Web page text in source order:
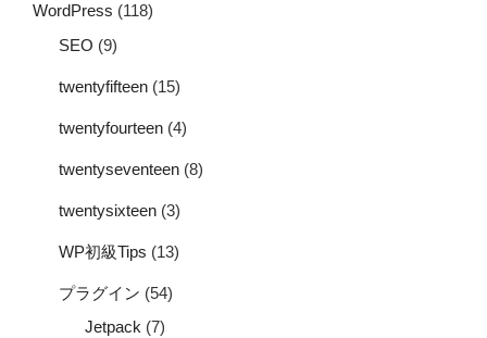
WordPress (118)
SEO (9)
twentyfifteen (15)
twentyfourteen (4)
twentyseventeen (8)
twentysixteen (3)
WP初級Tips (13)
プラグイン (54)
Jetpack (7)